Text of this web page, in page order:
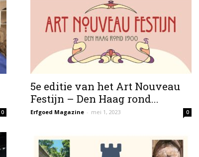
0
5e editie van het Art Nouveau
Festijn – Den Haag rond...
Erfgoed Magazine - mei 1, 2023 0